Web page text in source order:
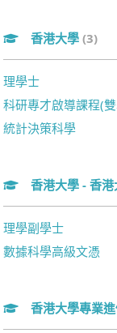
香港大學 (3)
理學士
科研專才啟導課程(
統計決策科學
香港大學 - 香
理學副學士
數據科學高級文憑
香港大學專業